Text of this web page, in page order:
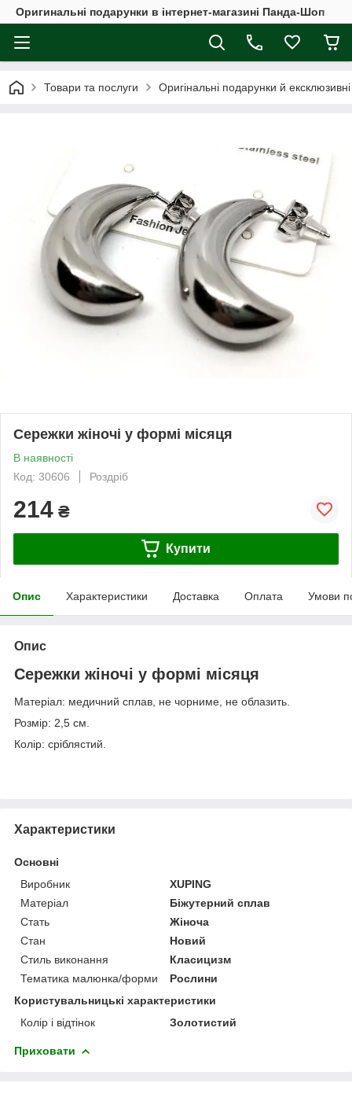
Оригинальні подарунки в інтернет-магазині Панда-Шоп
Товари та послуги Оригінальні подарунки й
Сережки жіночі у формі місяця
В наявності
Код: 30606
Роздріб
214 ₴
Купити
Опис Характеристики Доставка Оплата Умови
Опис
Сережки жіночі у формі місяця
Матеріал: медичний сплав, не чорниме, не облазить.
Розмір: 2,5 см.
Колір: сріблястий.
Характеристики
Основні
Виробник
XUPING
Матеріал
Біжутерний сплав
Стать
Жіноча
Стан
Новий
Стиль виконання
Класицизм
Тематика малюнка/форми
Рослини
Користувальницькі характеристики
Колір і відтінок
Золотистий
Приховати